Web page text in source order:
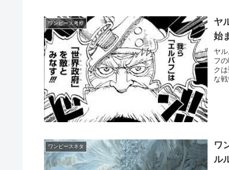
ワンピース考察
ヤ
始
ヤ
フ
ク
な
ワンピースネタ
ワ
ル